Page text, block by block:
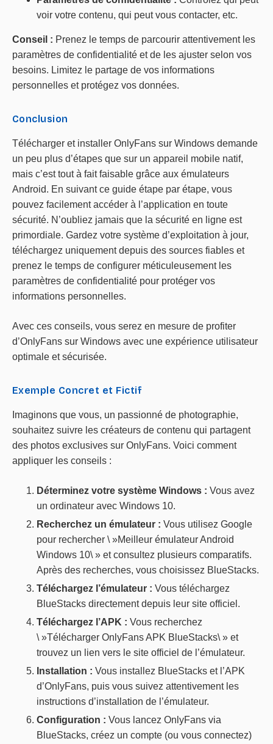
voir votre contenu, qui peut vous contacter, etc.
Conseil : Prenez le temps de parcourir attentivement les
paramètres de confidentialité et de les ajuster selon vos
besoins. Limitez le partage de vos informations
personnelles et protégez vos données.
Conclusion
Télécharger et installer OnlyFans sur Windows demande
un peu plus d’étapes que sur un appareil mobile natif,
mais c’est tout à fait faisable grâce aux émulateurs
Android. En suivant ce guide étape par étape, vous
pouvez facilement accéder à l’application en toute
sécurité. N’oubliez jamais que la sécurité en ligne est
primordiale. Gardez votre système d’exploitation à jour,
téléchargez uniquement depuis des sources fiables et
prenez le temps de configurer méticuleusement les
paramètres de confidentialité pour protéger vos
informations personnelles.
Avec ces conseils, vous serez en mesure de profiter
d’OnlyFans sur Windows avec une expérience utilisateur
optimale et sécurisée.
Exemple Concret et Fictif
Imaginons que vous, un passionné de photographie,
souhaitez suivre les créateurs de contenu qui partagent
des photos exclusives sur OnlyFans. Voici comment
appliquer les conseils :
Déterminez votre système Windows : Vous avez
un ordinateur avec Windows 10.
Recherchez un émulateur : Vous utilisez Google
pour rechercher \ »Meilleur émulateur Android
Windows 10\ » et consultez plusieurs comparatifs.
Après des recherches, vous choisissez BlueStacks.
Téléchargez l’émulateur : Vous téléchargez
BlueStacks directement depuis leur site officiel.
Téléchargez l’APK : Vous recherchez
\ »Télécharger OnlyFans APK BlueStacks\ » et
trouvez un lien vers le site officiel de l’émulateur.
Installation : Vous installez BlueStacks et l’APK
d’OnlyFans, puis vous suivez attentivement les
instructions d’installation de l’émulateur.
Configuration : Vous lancez OnlyFans via
BlueStacks, créez un compte (ou vous connectez)